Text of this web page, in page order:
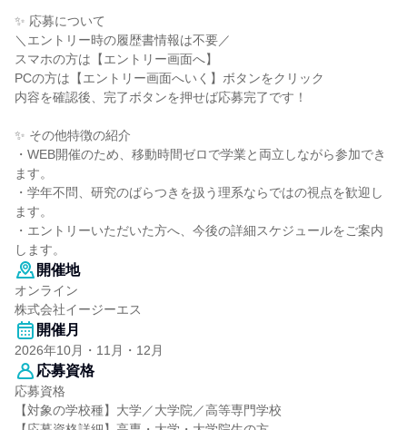
✨ 応募について
＼エントリー時の履歴書情報は不要／
スマホの方は【エントリー画面へ】
PCの方は【エントリー画面へいく】ボタンをクリック
内容を確認後、完了ボタンを押せば応募完了です！
✨ その他特徴の紹介
・WEB開催のため、移動時間ゼロで学業と両立しながら参加でき
ます。
・学年不問、研究のばらつきを扱う理系ならではの視点を歓迎し
ます。
・エントリーいただいた方へ、今後の詳細スケジュールをご案内
します。
開催地
オンライン
株式会社イージーエス
開催月
2026年10月・11月・12月
応募資格
応募資格
【対象の学校種】大学／大学院／高等専門学校